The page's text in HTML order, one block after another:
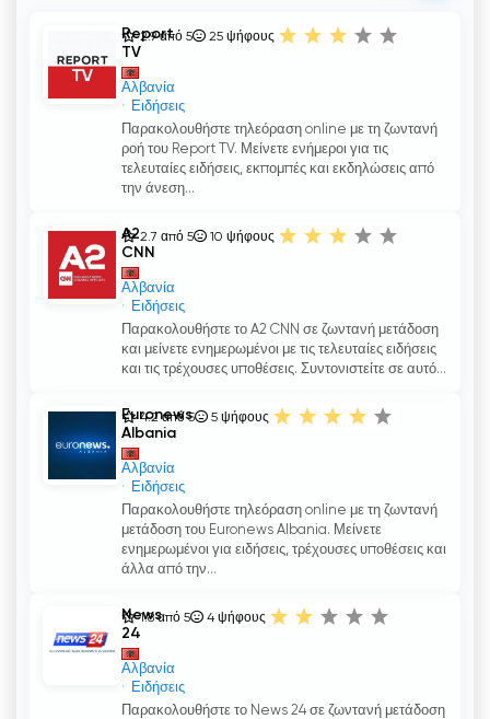
Report
TV
Αλβανία
Ειδήσεις
2.9 από 5 25 ψήφους
Παρακολουθήστε τηλεόραση online με τη ζωντανή
ροή του Report TV. Μείνετε ενήμεροι για τις
τελευταίες ειδήσεις, εκπομπές και εκδηλώσεις από
την άνεση...
A2
CNN
Αλβανία
Ειδήσεις
2.7 από 5 10 ψήφους
Παρακολουθήστε το A2 CNN σε ζωντανή μετάδοση
και μείνετε ενημερωμένοι με τις τελευταίες ειδήσεις
και τις τρέχουσες υποθέσεις. Συντονιστείτε σε αυτό...
Euronews
Albania
Αλβανία
Ειδήσεις
4.2 από 5 5 ψήφους
Παρακολουθήστε τηλεόραση online με τη ζωντανή
μετάδοση του Euronews Albania. Μείνετε
ενημερωμένοι για ειδήσεις, τρέχουσες υποθέσεις και
άλλα από την...
News
24
Αλβανία
Ειδήσεις
1.8 από 5 4 ψήφους
Παρακολουθήστε το News 24 σε ζωντανή μετάδοση